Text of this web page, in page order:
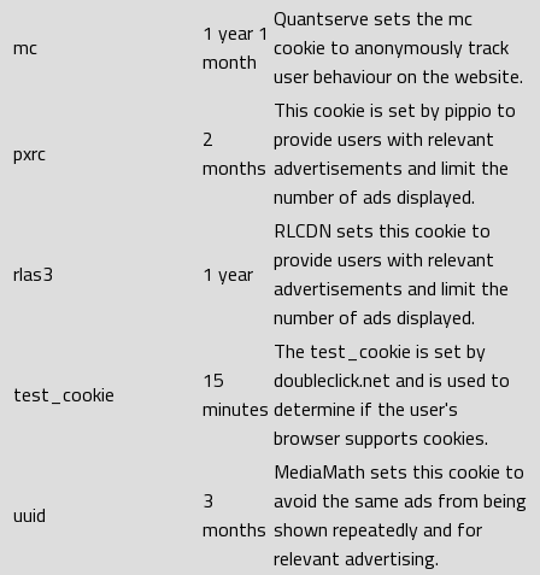
mc
1 year 1
month
Quantserve sets the mc
cookie to anonymously track
user behaviour on the website.
pxrc
2
months
This cookie is set by pippio to
provide users with relevant
advertisements and limit the
number of ads displayed.
rlas3 1 year
RLCDN sets this cookie to
provide users with relevant
advertisements and limit the
number of ads displayed.
test_cookie
15
minutes
The test_cookie is set by
doubleclick.net and is used to
determine if the user's
browser supports cookies.
uuid
3
months
MediaMath sets this cookie to
avoid the same ads from being
shown repeatedly and for
relevant advertising.